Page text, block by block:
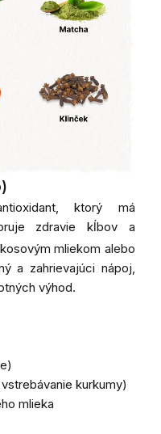
ktorý má
zdravie kĺbov a
mliekom alebo
a zahrievajúci nápoj,
výhod.
kurkumy)
mlieka